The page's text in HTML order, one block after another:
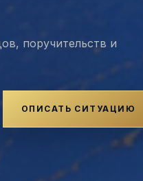
поручительств и
ОПИСАТЬ СИТУАЦИЮ